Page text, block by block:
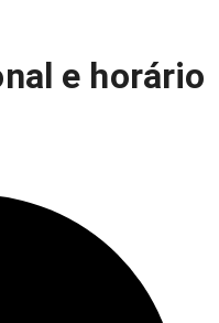
e horário